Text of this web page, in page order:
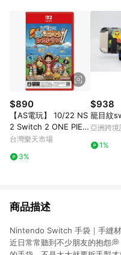
$890
【AS電玩】 10/22 NS
2 Switch 2 ONE PIEC
E 海洋盛宴 (海賊王開
台灣樂天市場
3%
$938
籠目紋
亞洲跨境
1%
商品描述
Nintendo Switch 手袋｜手縫
近日常常聽到不少朋友的抱怨